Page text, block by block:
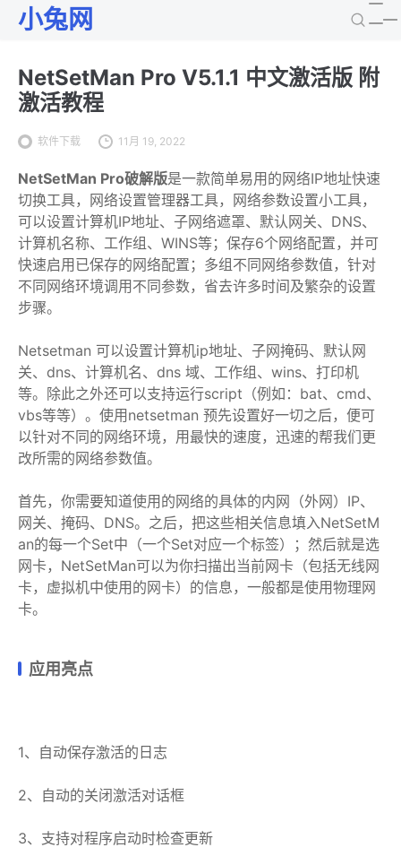
小兔网
NetSetMan Pro V5.1.1 中文激活版 附
激活教程
软件下载 11月 19, 2022
NetSetMan Pro破解版是一款简单易用的网络IP地址快速
切换工具，网络设置管理器工具，网络参数设置小工具，
可以设置计算机IP地址、子网络遮罩、默认网关、DNS、
计算机名称、工作组、WINS等；保存6个网络配置，并可
快速启用已保存的网络配置；多组不同网络参数值，针对
不同网络环境调用不同参数，省去许多时间及繁杂的设置
步骤。
Netsetman 可以设置计算机ip地址、子网掩码、默认网
关、dns、计算机名、dns 域、工作组、wins、打印机
等。除此之外还可以支持运行script（例如：bat、cmd、
vbs等等）。使用netsetman 预先设置好一切之后，便可
以针对不同的网络环境，用最快的速度，迅速的帮我们更
改所需的网络参数值。
首先，你需要知道使用的网络的具体的内网（外网）IP、
网关、掩码、DNS。之后，把这些相关信息填入NetSetM
an的每一个Set中（一个Set对应一个标签）；然后就是选
网卡，NetSetMan可以为你扫描出当前网卡（包括无线网
卡，虚拟机中使用的网卡）的信息，一般都是使用物理网
卡。
应用亮点
1、自动保存激活的日志
2、自动的关闭激活对话框
3、支持对程序启动时检查更新